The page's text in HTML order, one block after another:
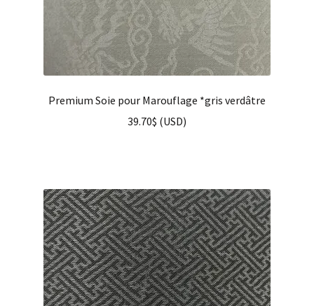
Premium Soie pour Marouflage *gris verdâtre
39.70$ (USD)